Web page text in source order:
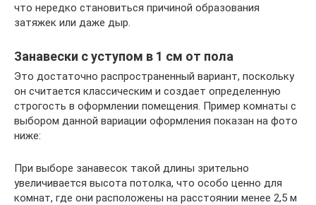
что нередко становиться причиной образования
затяжек или даже дыр.
Занавески с уступом в 1 см от пола
Это достаточно распространенный вариант, поскольку
он считается классическим и создает определенную
строгость в оформлении помещения. Пример комнаты с
выбором данной вариации оформления показан на фото
ниже:
При выборе занавесок такой длины зрительно
увеличивается высота потолка, что особо ценно для
комнат, где они расположены на расстоянии менее 2,5 м